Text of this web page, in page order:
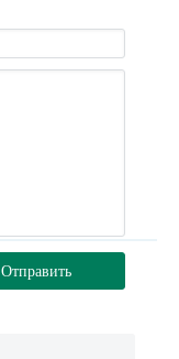
Отправить